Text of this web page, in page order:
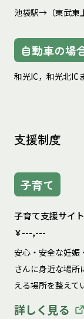
池袋駅→（東武東
自動車の場
和光IC，和光北IC
支援制度
子育て
子育て支援サイト
￥---,---
安心・安全な妊娠
さんに身近な場所
える場所を整えて
詳しく見る